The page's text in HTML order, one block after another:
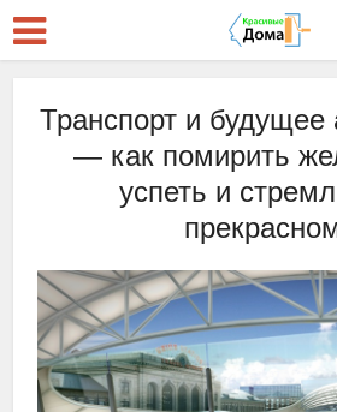
Транспорт и будущее
— как помирить
успеть и